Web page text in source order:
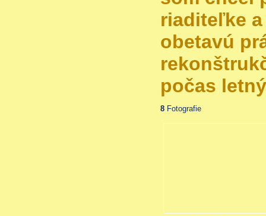
riaditeľke
obetavú
počas
8 Fotografie